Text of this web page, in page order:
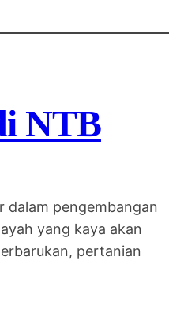
NTB
dalam pengembangan
yang kaya akan
pertanian